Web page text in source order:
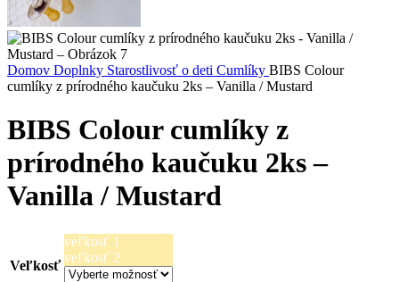
Domov Doplnky Starostlivosť o deti Cumlíky BIBS Colour
cumlíky z prírodného kaučuku 2ks – Vanilla / Mustard
BIBS Colour cumlíky z
prírodného kaučuku 2ks –
Vanilla / Mustard
Veľkosť
veľkosť 1
veľkosť 2